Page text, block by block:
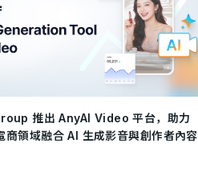
推出 AnyAI Video 平台，助力
商領域融合 AI 生成影音與創作者內容